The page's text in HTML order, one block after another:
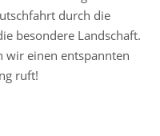
durch die
besondere Landschaft.
wir einen entspannten
ruft!